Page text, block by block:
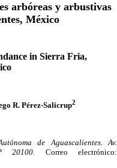
arbóreas y arbustivas
México
in Sierra Fria,
R. Pérez-Salicrup2
de Aguascalientes. Av.
20100.
Correo electrónico: